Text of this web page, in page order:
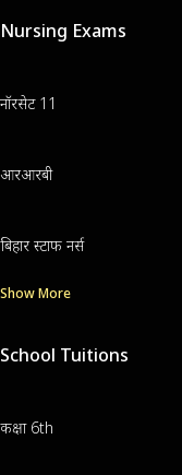
Nursing Exams
नॉरसेट 11
आरआरबी
बिहार स्टाफ नर्स
Show More
School Tuitions
कक्षा 6th